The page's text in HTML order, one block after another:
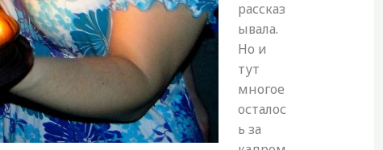
рассказ
ывала.
Но и
тут
многое
осталос
ь за